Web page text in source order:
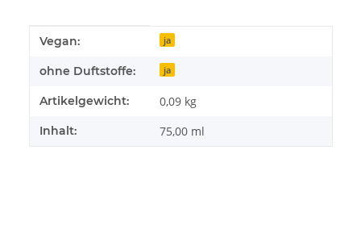
Produkteigenschaft
Wert
Vegan: ja
ohne Duftstoffe: ja
Artikelgewicht: 0,09 kg
Inhalt: 75,00 ml